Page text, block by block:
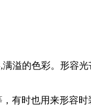
溢的色彩。形
有时也用来形容时